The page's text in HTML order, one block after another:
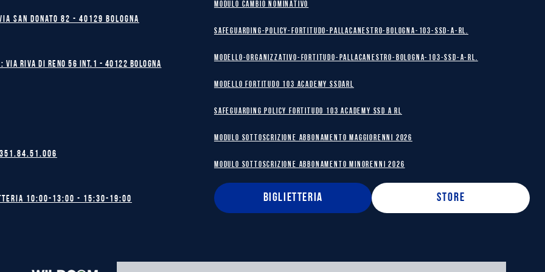
San Donato 82 - 40129 BOLOGNA
Riva di Reno 56 int.1 - 40122 BOLOGNA
10:00-13:00 - 15:30-19:00
MODULO CAMBIO NOMINATIVO
safeguarding-policy-Fortitudo-Pallacanestro-Bologna-103-SSD-A-RL.
Modello-Organizzativo-Fortitudo-Pallacanestro-Bologna-103-SSD-A-RL.
MODELLO FORTITUDO 103 ACADEMY SSDARL
safeguarding policy Fortitudo 103 Academy SSD A RL
MODULO SOTTOSCRIZIONE ABBONAMENTO MAGGIORENNI 2026
MODULO SOTTOSCRIZIONE ABBONAMENTO MINORENNI 2026
BIGLIETTERIA STORE